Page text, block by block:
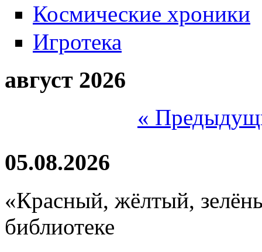
Космические хроники
Игротека
август 2026
«
05.08.2026
«Красный, жёлтый,
библиотеке